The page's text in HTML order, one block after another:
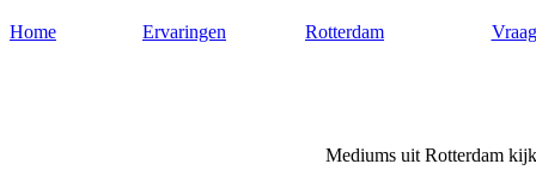
Home Ervaringen Rotterdam
Mediums uit Rotterdam